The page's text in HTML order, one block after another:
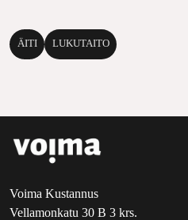
ÄITI LUKUTAITO
Voima Kustannus
Vellamonkatu 30 B 3 krs.